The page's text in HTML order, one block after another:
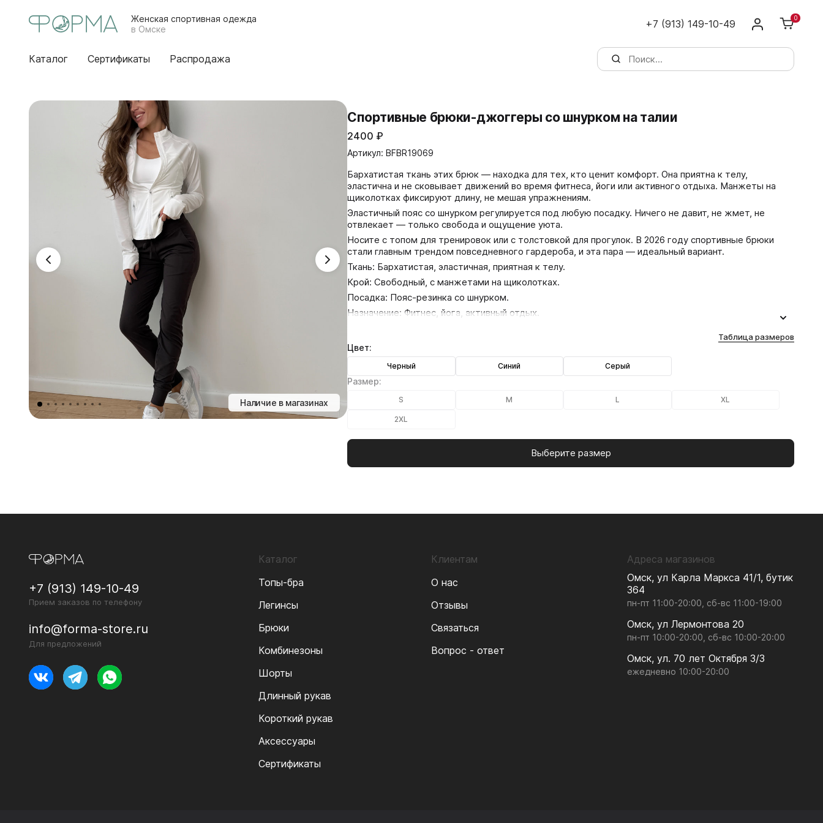
Женская спортивная одежда
в Омске
+7 (913) 149-10-49 0
Каталог Сертификаты Распродажа
Наличие в магазинах
Спортивные брюки-джоггеры со шнурком на талии
2400 ₽
Артикул: BFBR19069
Бархатистая ткань этих брюк — находка для тех, кто ценит комфорт. Она приятна к телу,
эластична и не сковывает движений во время фитнеса, йоги или активного отдыха. Манжеты на
щиколотках фиксируют длину, не мешая упражнениям.
Эластичный пояс со шнурком регулируется под любую посадку. Ничего не давит, не жмет, не
отвлекает — только свобода и ощущение уюта.
Носите с топом для тренировок или с толстовкой для прогулок. В 2026 году спортивные брюки
стали главным трендом повседневного гардероба, и эта пара — идеальный вариант.
Ткань: Бархатистая, эластичная, приятная к телу.
Крой: Свободный, с манжетами на щиколотках.
Посадка: Пояс-резинка со шнурком.
Назначение: Фитнес, йога, активный отдых.
Таблица размеров
Цвет:
Черный Синий Серый
Размер:
S M L XL
2XL
Выберите размер
+7 (913) 149-10-49
Прием заказов по телефону
info@forma-store.ru
Для предложений
Каталог
Топы-бра
Легинсы
Брюки
Комбинезоны
Шорты
Длинный рукав
Короткий рукав
Аксессуары
Сертификаты
Клиентам
О нас
Отзывы
Связаться
Вопрос - ответ
Адреса магазинов
Омск, ул Карла Маркса 41/1, бутик
364
пн-пт 11:00-20:00, сб-вс 11:00-19:00
Омск, ул Лермонтова 20
пн-пт 10:00-20:00, сб-вс 10:00-20:00
Омск, ул. 70 лет Октября 3/3
ежедневно 10:00-20:00